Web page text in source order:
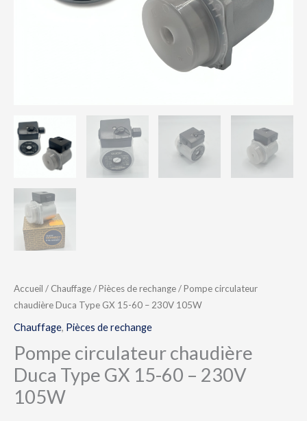
Accueil / Chauffage/Pièces de rechange/ Pompe circulateur
chaudière Duca Type GX 15-60 – 230V 105W
Chauffage, Pièces de rechange
Pompe circulateur chaudière
Duca Type GX 15-60 – 230V
105W